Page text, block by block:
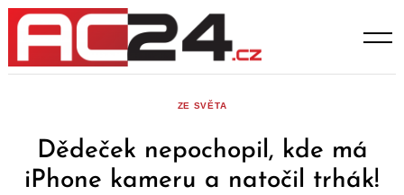
Skip
content
ZE SVĚTA
Dědeček nepochopil, kde má
iPhone kameru a natočil trhák!